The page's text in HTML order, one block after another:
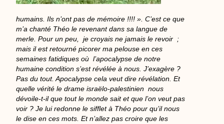
humains. Ils n’ont pas de mémoire !!!! ». C’est ce que
m’a chanté Théo le revenant dans sa langue de
merle. Pour un peu, je croyais ne jamais le revoir ;
mais il est retourné picorer ma pelouse en ces
semaines fatidiques où l’apocalypse de notre
humaine condition s’est révélée à nous. J’exagère ?
Pas du tout. Apocalypse cela veut dire révélation. Et
quelle vérité le drame israëlo-palestinien nous
dévoile-t-il que tout le monde sait et que l’on veut pas
voir ? Je lui redonne le sifflet à Théo pour qu’il nous
le dise en ces mots. Et n’allez pas croire que les